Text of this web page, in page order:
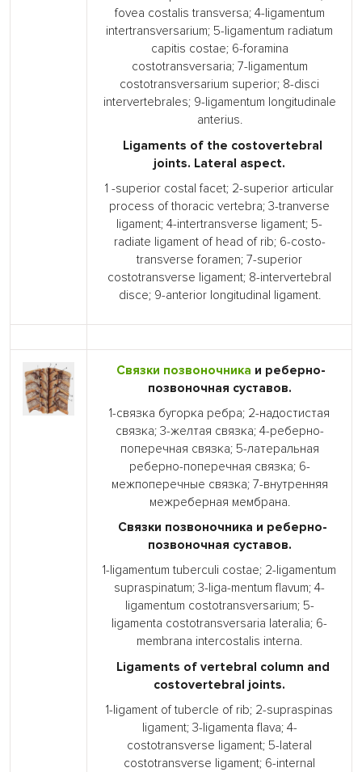
fovea costalis transversa; 4-ligamentum
intertransversarium; 5-ligamentum radiatum
capitis costae; 6-foramina
costotransversaria; 7-ligamentum
costotransversarium superior; 8-disci
intervertebrales; 9-ligamentum longitudinale
anterius.
Ligaments of the costovertebral
joints. Lateral aspect.
1 -superior costal facet; 2-superior articular
process of thoracic vertebra; 3-tranverse
ligament; 4-intertransverse ligament; 5-
radiate ligament of head of rib; 6-costo-
transverse foramen; 7-superior
costotransverse ligament; 8-intervertebral
disce; 9-anterior longitudinal ligament.
Связки позвоночника и реберно-
позвоночная суставов.
1-связка бугорка ребра; 2-надостистая
связка; 3-желтая связка; 4-реберно-
поперечная связка; 5-латеральная
реберно-поперечная связка; 6-
межпоперечные связка; 7-внутренняя
межреберная мембрана.
Связки позвоночника и реберно-
позвоночная суставов.
1-ligamentum tuberculi costae; 2-ligamentum
supraspinatum; 3-liga-mentum flavum; 4-
ligamentum costotransversarium; 5-
ligamenta costotransversaria lateralia; 6-
membrana intercostalis interna.
Ligaments of vertebral column and
costovertebral joints.
1-ligament of tubercle of rib; 2-supraspinas
ligament; 3-ligamenta flava; 4-
costotransverse ligament; 5-lateral
costotransverse ligament; 6-internal